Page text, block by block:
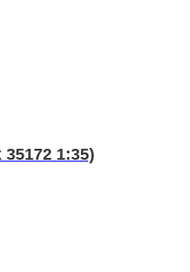
1:35)